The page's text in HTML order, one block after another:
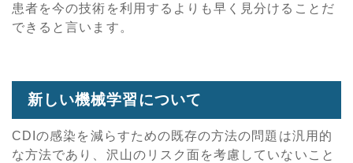
患者を今の技術を利用するよりも早く見分けることだ
できると言います。
新しい機械学習について
CDIの感染を減らすための既存の方法の問題は汎用的
な方法であり、沢山のリスク面を考慮していないこと